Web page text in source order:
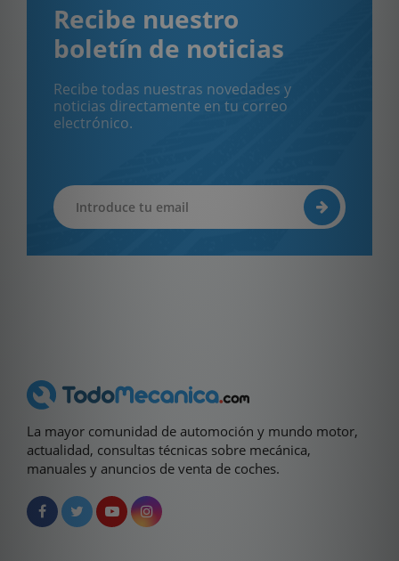
Recibe nuestro
boletín de noticias
Recibe todas nuestras novedades y
noticias directamente en tu correo
electrónico.
La mayor comunidad de automoción y mundo motor,
actualidad, consultas técnicas sobre mecánica,
manuales y anuncios de venta de coches.